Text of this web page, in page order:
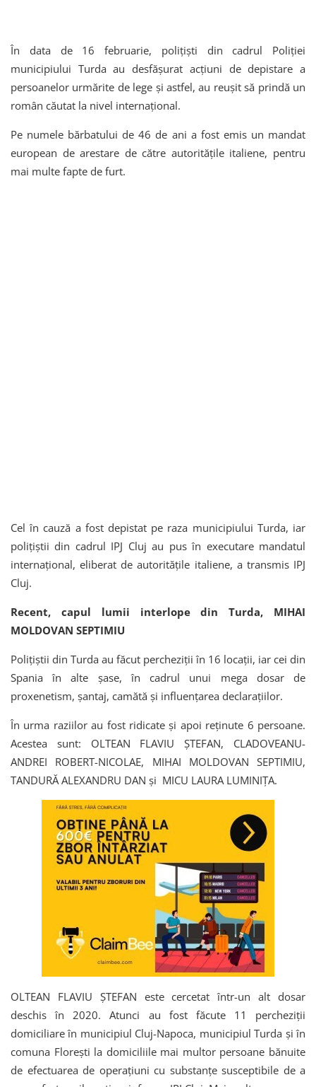
În data de 16 februarie, polițiști din cadrul Poliției
municipiului Turda au desfășurat acțiuni de depistare a
persoanelor urmărite de lege și astfel, au reușit să prindă un
român căutat la nivel internațional.
Pe numele bărbatului de 46 de ani a fost emis un mandat
european de arestare de către autoritățile italiene, pentru
mai multe fapte de furt.
Cel în cauză a fost depistat pe raza municipiului Turda, iar
polițiștii din cadrul IPJ Cluj au pus în executare mandatul
internațional, eliberat de autoritățile italiene, a transmis IPJ
Cluj.
Recent, capul lumii interlope din Turda, MIHAI
MOLDOVAN SEPTIMIU
Polițiștii din Turda au făcut percheziții în 16 locații, iar cei din
Spania în alte șase, în cadrul unui mega dosar de
proxenetism, șantaj, camătă și influențarea declarațiilor.
În urma raziilor au fost ridicate și apoi reținute 6 persoane.
Acestea sunt: OLTEAN FLAVIU ŞTEFAN, CLADOVEANU-
ANDREI ROBERT-NICOLAE, MIHAI MOLDOVAN SEPTIMIU,
TANDURĂ ALEXANDRU DAN și MICU LAURA LUMINIŢA.
OLTEAN FLAVIU ŞTEFAN este cercetat într-un alt dosar
deschis în 2020. Atunci au fost făcute 11 percheziții
domiciliare în municipiul Cluj-Napoca, municipiul Turda şi în
comuna Floreşti la domiciliile mai multor persoane bănuite
de efectuarea de operaţiuni cu substanţe susceptibile de a